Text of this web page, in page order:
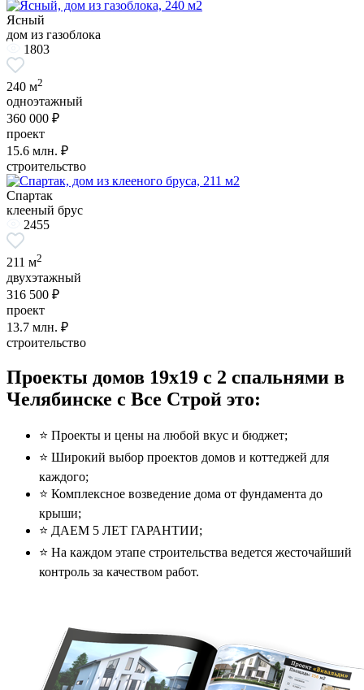
Ясный
дом из газоблока
1803
240 м2
одноэтажный
360 000 ₽
проект
15.6 млн. ₽
строительство
Спартак
клееный брус
2455
211 м2
двухэтажный
316 500 ₽
проект
13.7 млн. ₽
строительство
Проекты домов 19x19 с 2 спальнями в
Челябинске с Все Строй это:
⭐️ Проекты и цены на любой вкус и бюджет;
⭐️ Широкий выбор проектов домов и коттеджей для
каждого;
⭐️ Комплексное возведение дома от фундамента до
крыши;
⭐️ ДАЕМ 5 ЛЕТ ГАРАНТИИ;
⭐️ На каждом этапе строительства ведется жесточайший
контроль за качеством работ.